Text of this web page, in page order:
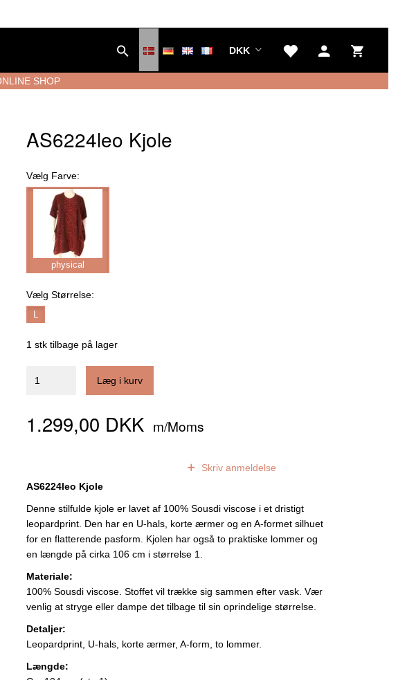
DKK
SHOP
AS6224leo Kjole
Vælg Farve:
physical
Vælg Størrelse:
L
1 stk tilbage på lager
Læg i kurv
1.299,00 DKK m/Moms
Skriv anmeldelse
AS6224leo Kjole
Denne stilfulde kjole er lavet af 100% Sousdi viscose i et dristigt
leopardprint. Den har en U-hals, korte ærmer og en A-formet silhuet
for en flatterende pasform. Kjolen har også to praktiske lommer og
en længde på cirka 106 cm i størrelse 1.
Materiale:
100% Sousdi viscose. Stoffet vil trække sig sammen efter vask. Vær
venlig at stryge eller dampe det tilbage til sin oprindelige størrelse.
Detaljer:
Leopardprint, U-hals, korte ærmer, A-form, to lommer.
Længde: